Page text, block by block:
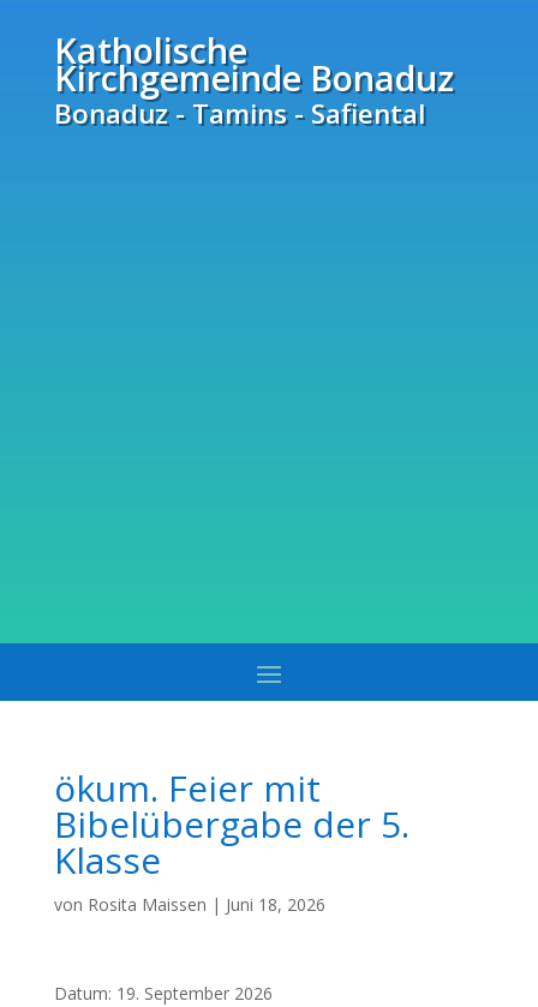
Katholische
Kirchgemeinde Bonaduz
Bonaduz - Tamins - Safiental
ökum. Feier mit
Bibelübergabe der 5.
Klasse
von Rosita Maissen | Juni 18, 2026
Datum: 19. September 2026